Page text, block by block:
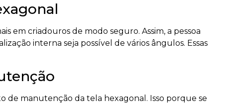
em criadouros de modo seguro. Assim, a pessoa
interna seja possível de vários ângulos. Essas
de manutenção da tela hexagonal. Isso porque se